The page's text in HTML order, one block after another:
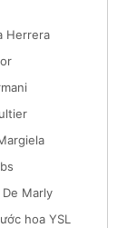
Herrera
Marly
hoa YSL